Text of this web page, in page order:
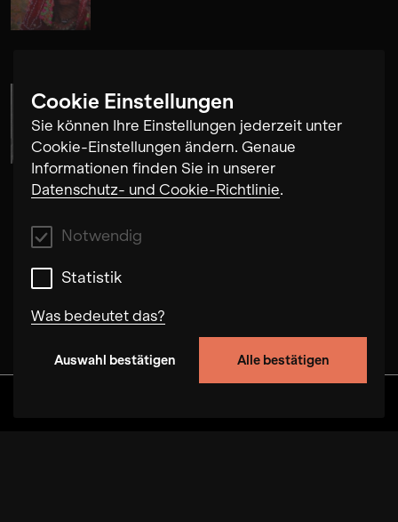
Cookie Einstellungen
Sie können Ihre Einstellungen jederzeit unter
Cookie-Einstellungen ändern. Genaue
Informationen finden Sie in unserer
Datenschutz- und Cookie-Richtlinie.
Notwendig
Statistik
Was bedeutet das?
Auswahl bestätigen Alle bestätigen
Cosima Gerhardt